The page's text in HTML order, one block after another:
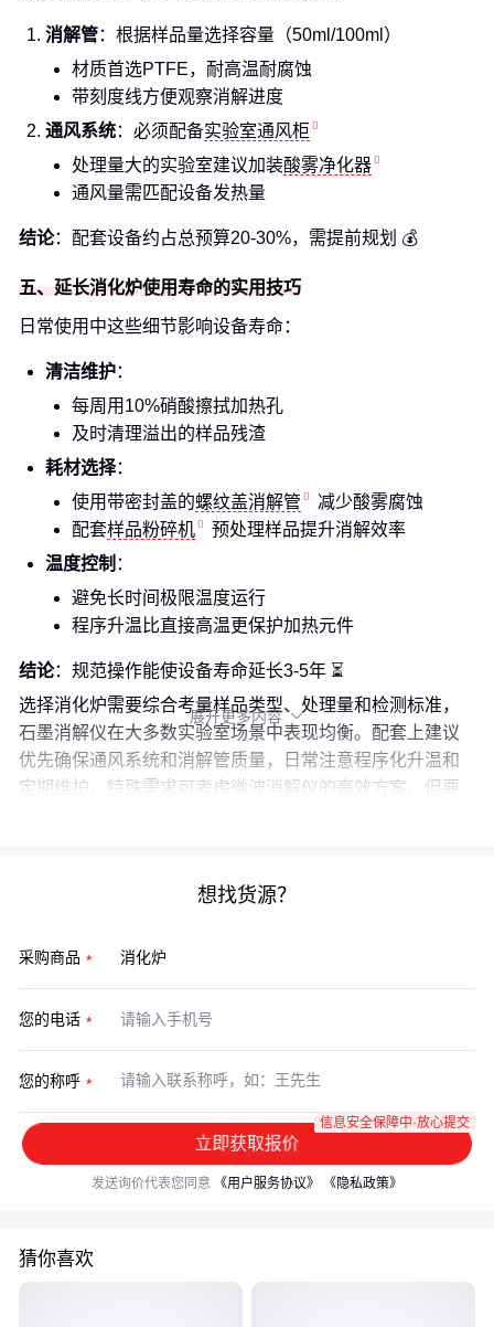
消解管：根据样品量选择容量（50ml/100ml）
材质首选PTFE，耐高温耐腐蚀
带刻度线方便观察消解进度
通风系统：必须配备实验室通风柜
处理量大的实验室建议加装酸雾净化器
通风量需匹配设备发热量
结论：配套设备约占总预算20-30%，需提前规划 💰
五、延长消化炉使用寿命的实用技巧
日常使用中这些细节影响设备寿命：
清洁维护：
每周用10%硝酸擦拭加热孔
及时清理溢出的样品残渣
耗材选择：
使用带密封盖的螺纹盖消解管
减少酸雾腐蚀
配套样品粉碎机
预处理样品提升消解效率
温度控制 ：
避免长时间极限温度运行
程序升温比直接高温更保护加热元件
结论：规范操作能使设备寿命延长3-5年 ⏳
选择消化炉需要综合考量样品类型、处理量和检测标准，
石墨消解仪在大多数实验室场景中表现均衡。配套上建议
优先确保通风系统和消解管质量，日常注意程序化升温和
定期维护。特殊需求可考虑微波消解仪的高效方案，但要
展开更多内容 
想找货源？
采购商品
您的电话
您的称呼
立即获取报价
信息安全保障中·放心提交
发送询价代表您同意 《用户服务协议》 《隐私政策》
猜你喜欢